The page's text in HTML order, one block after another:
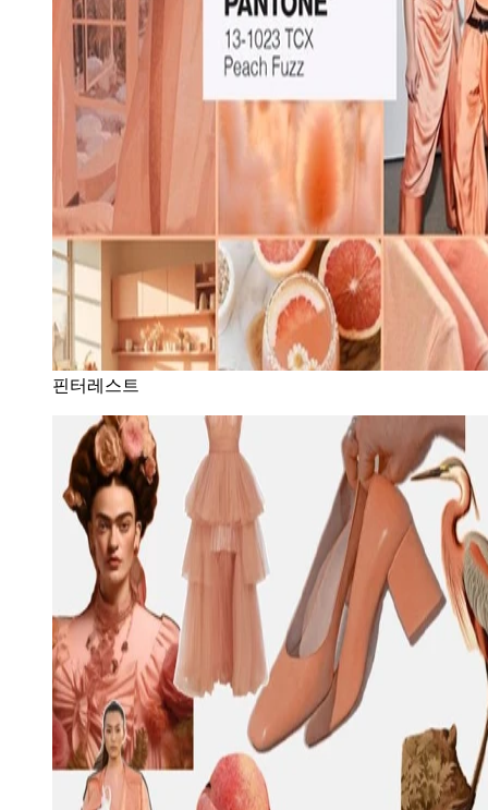
핀터레스트